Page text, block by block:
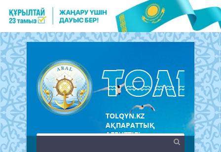
TOLQYN.KZ
АҚПАРАТТЫҚ
АГЕНТТІГІ